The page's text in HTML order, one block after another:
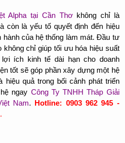
Alpha tại Cần Thơkhông chỉ là
còn là yếu tố quyết định đến hiệu
hành của hệ thống làm mát. Đầu tư
chỉ giúp tối ưu hóa hiệu suất
ích kinh tế dài hạn cho doanh
tốt sẽ góp phần xây dựng một hệ
hiệu quả trong bối cảnh phát triển
ngay Công Ty TNHH Tháp Giải
Nam. Hotline: 0903 962 945 -
.